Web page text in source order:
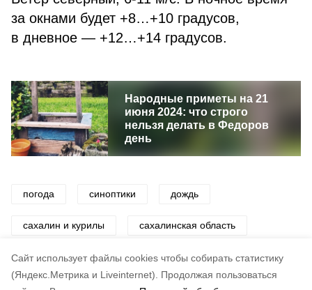
Cайт использует файлы cookies чтобы собирать статистику
(Яндекс.Метрика и Liveinternet).
Продолжая пользоваться
за окнами будет +8…+10 градусов,
в дневное — +12…+14 градусов.
Народные приметы на 21
июня 2024: что строго
нельзя делать в Федоров
день
погода синоптики дождь
сахалин и курилы сахалинская область
курилы ветер лето